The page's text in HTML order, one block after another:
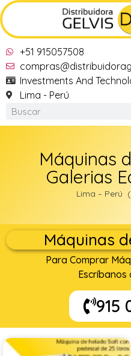
+51 915057508
Investments And
Lima - Perú
Máquinas
Galerias
Lima – Perú
Máquinas
Para Comprar
Escríbanos
915